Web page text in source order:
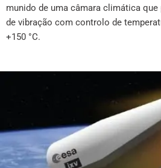
munido de uma câmara climática
de vibração com controlo de
+150 °C.